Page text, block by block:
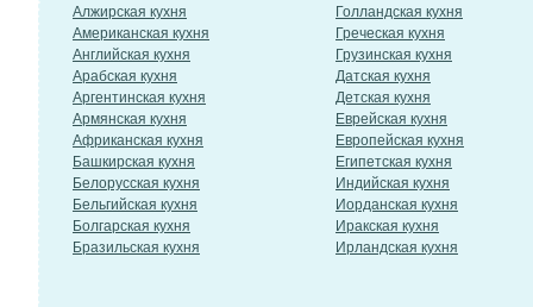
Алжирская кухня
Американская кухня
Английская кухня
Арабская кухня
Аргентинская кухня
Армянская кухня
Африканская кухня
Башкирская кухня
Белорусская кухня
Бельгийская кухня
Болгарская кухня
Бразильская кухня
Голландская кухня
Греческая кухня
Грузинская кухня
Датская кухня
Детская кухня
Еврейская кухня
Европейская кухня
Египетская кухня
Индийская кухня
Иорданская кухня
Иракская кухня
Ирландская кухня